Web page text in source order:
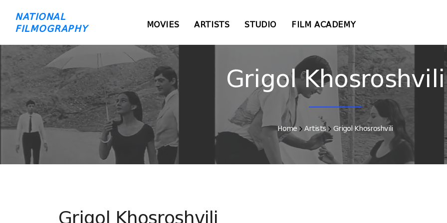
NATIONAL
FILMOGRAPHY
MOVIES ARTISTS STUDIO FILM ACADEMY
Grigol Khosroshvili
Home Artists Grigol Khosroshvili
Grigol Khosroshvili